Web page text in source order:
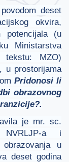
deset
okvira,
potencijala (u
Ministarstva
tekstu: MZO)
u prostorijama
Pridonosi li
obrazovnog
je mr. sc.
NVRLJP-a i
u
deset godina